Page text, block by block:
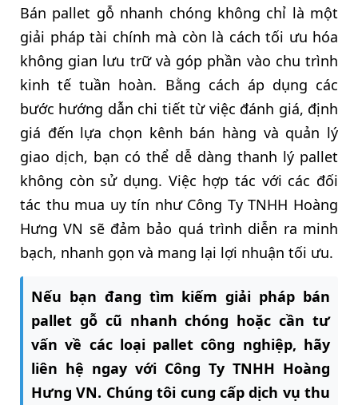
Bán pallet gỗ nhanh chóng không chỉ là một
giải pháp tài chính mà còn là cách tối ưu hóa
không gian lưu trữ và góp phần vào chu trình
kinh tế tuần hoàn. Bằng cách áp dụng các
bước hướng dẫn chi tiết từ việc đánh giá, định
giá đến lựa chọn kênh bán hàng và quản lý
giao dịch, bạn có thể dễ dàng thanh lý pallet
không còn sử dụng. Việc hợp tác với các đối
tác thu mua uy tín như Công Ty TNHH Hoàng
Hưng VN sẽ đảm bảo quá trình diễn ra minh
bạch, nhanh gọn và mang lại lợi nhuận tối ưu.
Nếu bạn đang tìm kiếm giải pháp bán
pallet gỗ cũ nhanh chóng hoặc cần tư
vấn về các loại pallet công nghiệp, hãy
liên hệ ngay với Công Ty TNHH Hoàng
Hưng VN. Chúng tôi cung cấp dịch vụ thu